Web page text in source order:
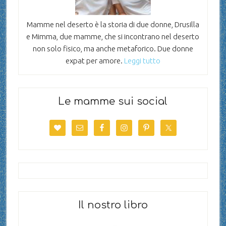
Mamme nel deserto è la storia di due donne, Drusilla
e Mimma, due mamme, che si incontrano nel deserto
non solo fisico, ma anche metaforico. Due donne
expat per amore. Leggi tutto
Le mamme sui social
Il nostro libro